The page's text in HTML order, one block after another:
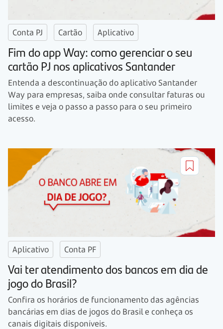
Conta PJ Cartão Aplicativo
Fim do app Way: como gerenciar o seu
cartão PJ nos aplicativos Santander
Entenda a descontinuação do aplicativo Santander
Way para empresas, saiba onde consultar faturas ou
limites e veja o passo a passo para o seu primeiro
acesso.
Aplicativo Conta PF
Vai ter atendimento dos bancos em dia de
jogo do Brasil?
Confira os horários de funcionamento das agências
bancárias em dias de jogos do Brasil e conheça os
canais digitais disponíveis.